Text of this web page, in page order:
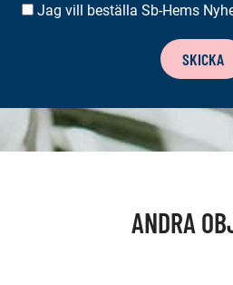
BESTÄLLA
Jag vill beställa Sb-Hems
SKICKA
ANDRA